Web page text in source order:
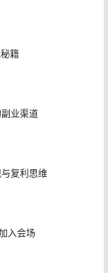
籍
业渠道
复利思维
入会场